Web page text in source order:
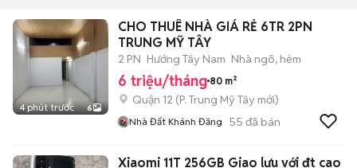
4 phút trước 6
CHO THUÊ NHÀ GIÁ RẺ 6TR 2PN
TRUNG MỸ TÂY
2 PN Hướng Tây Nam Nhà ngõ, hẻm
6 triệu/tháng 80 m²
Quận 12 (P. Trung Mỹ Tây mới)
Nhà Đất Khánh Đăng 55 đã bán
Xiaomi 11T 256GB Giao lưu với đt cao